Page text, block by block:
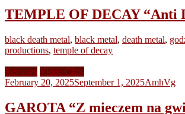
TEMPLE OF DECAY “Anti
black death metal, black metal, death metal,
productions, temple of decay
Reviews Video Clips
February 20, 2025September 1, 2025AmhVg
GAROTA “Z mieczem na